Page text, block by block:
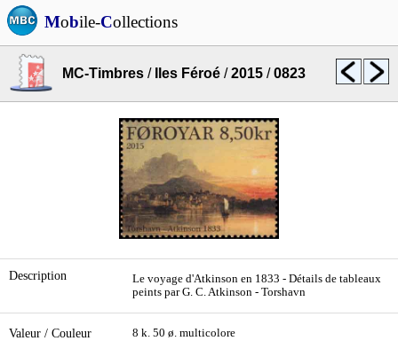
Mobile-Collections
MC-Timbres / Iles Féroé /2015 /0823
Description
Le voyage d'Atkinson en 1833 - Détails de tableaux
peints par G. C. Atkinson - Torshavn
Valeur / Couleur 8 k. 50 ø. multicolore